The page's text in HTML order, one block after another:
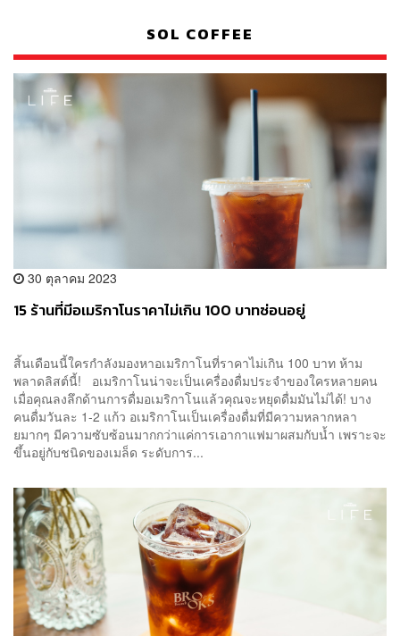
SOL COFFEE
30 ตุลาคม 2023
15 ร้านที่มีอเมริกาโนราคาไม่เกิน 100 บาทซ่อนอยู่
สิ้นเดือนนี้ใครกำลังมองหาอเมริกาโนที่ราคาไม่เกิน 100 บาท ห้าม
พลาดลิสต์นี้! อเมริกาโนน่าจะเป็นเครื่องดื่มประจำของใครหลายคน
เมื่อคุณลงลึกด้านการดื่มอเมริกาโนแล้วคุณจะหยุดดื่มมันไม่ได้! บาง
คนดื่มวันละ 1-2 แก้ว อเมริกาโนเป็นเครื่องดื่มที่มีความหลากหลา
ยมากๆ มีความซับซ้อนมากกว่าแค่การเอากาแฟมาผสมกับน้ำ เพราะจะ
ขึ้นอยู่กับชนิดของเมล็ด ระดับการ...